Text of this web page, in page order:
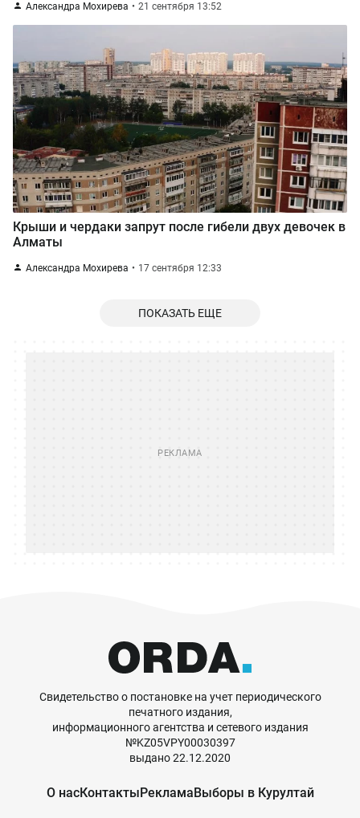
Александра Мохирева 21 сентября 13:52
Крыши и чердаки запрут после гибели двух девочек в
Алматы
Александра Мохирева 17 сентября 12:33
ПОКАЗАТЬ ЕЩЕ
Свидетельство о постановке на учет периодического
печатного издания,
информационного агентства и сетевого издания
№KZ05VPY00030397
выдано 22.12.2020
О насКонтактыРекламаВыборы в Курултай